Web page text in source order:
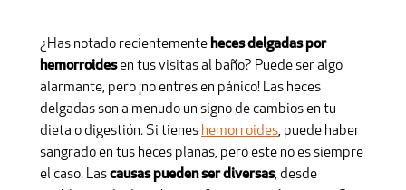
¿Has notado recientemente heces delgadas por
hemorroidesen tus visitas al baño? Puede ser algo
alarmante, pero ¡no entres en pánico! Las heces
delgadas son a menudo un signo de cambios en tu
dieta o digestión. Si tienes hemorroides, puede haber
sangrado en tus heces planas, pero este no es siempre
el caso. Lascausas pueden ser diversas, desde